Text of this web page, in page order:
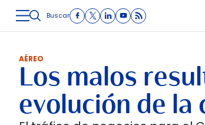
LOGÍSTICA INMOLOGÍSTICA
Buscar
AÉREO
Los malos
evolución de la